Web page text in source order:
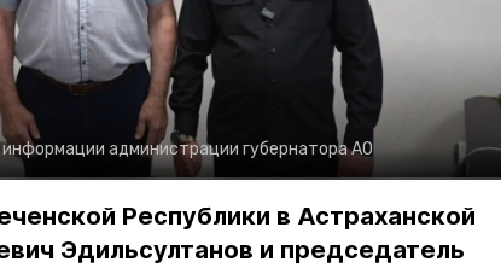
администрации губернатора АО
Республики в Астраханской
Эдильсултанов и председатель